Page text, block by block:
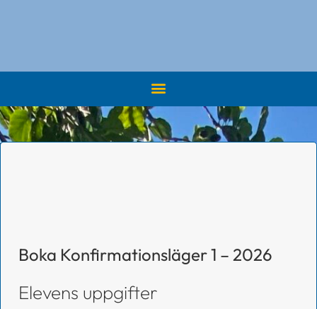
Boka Konfirmationsläger 1 – 2026
Elevens uppgifter